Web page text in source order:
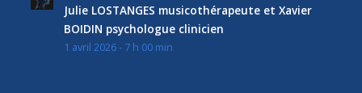
Julie LOSTANGES musicothérapeute et Xavier
BOIDIN psychologue clinicien
1 avril 2026 - 7 h 00 min